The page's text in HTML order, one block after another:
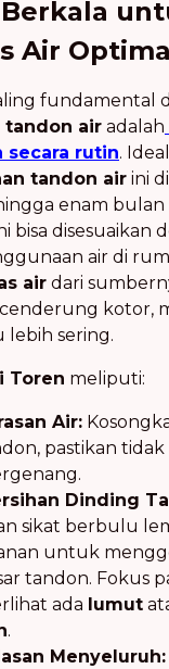
Berkala
Air
fundamental
tandon air adalah
secara rutin.
tandon air ini
enam bulan
bisa disesuaikan
air di
air dari
kotor,
lebih sering.
Toren meliputi:
Air:
pastikan tidak
Dinding
sikat berbulu
untuk
tandon. Fokus
ada lumut
.
Menyeluruh: